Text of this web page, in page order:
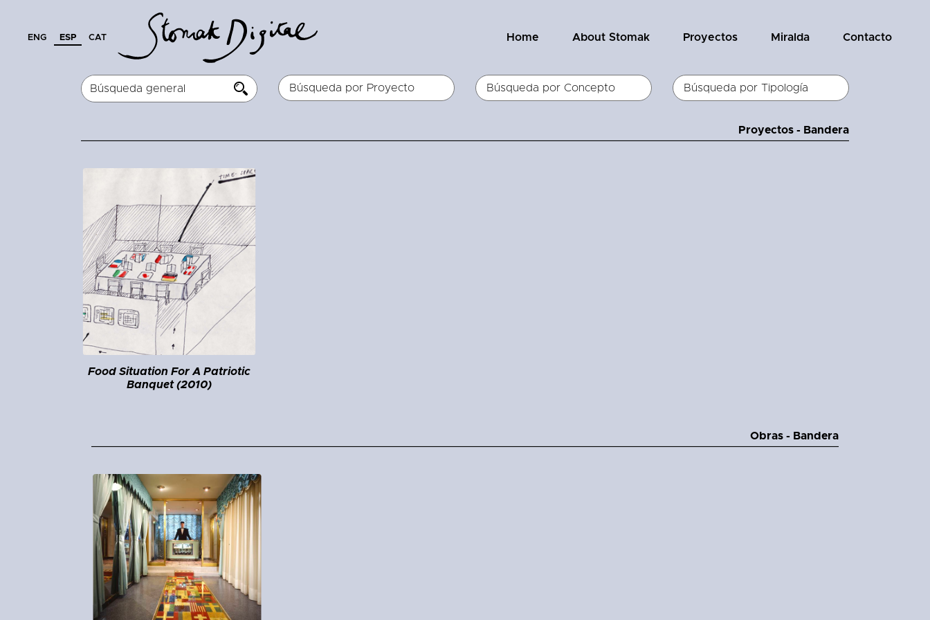
ENG ESP CAT Home About Stomak Proyectos Miralda Contacto
Proyectos - Bandera
Food Situation For A Patriotic
Banquet (2010)
Obras - Bandera